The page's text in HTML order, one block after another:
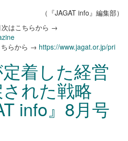
（『JAGAT info』編集部）
次はこちらから →
ちらから → https://www.jagat.or.jp/pri
定着した経営
れた戦略
info』8月号